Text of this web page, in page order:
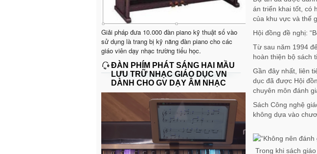
Giải pháp đưa 10.000 đàn piano kỹ thuật số vào
sử dụng là trang bị kỹ năng đàn piano cho các
giáo viên dạy nhạc trường tiểu học.
ĐÀN PHÍM PHÁT SÁNG HAI MẦU
LƯU TRỮ NHẠC GIÁO DỤC VN
DÀNH CHO GV DẠY ÂM NHẠC
án triển khai tốt, có
của khu vực và thế
Hội đồng đề nghị:
Từ sau năm 1994
hoàn thiện bộ sách
Gần đây nhất, liên
dục đã được Hội
chuyên môn đánh
Sách Công nghệ
không dựa vào
Trong khi sách